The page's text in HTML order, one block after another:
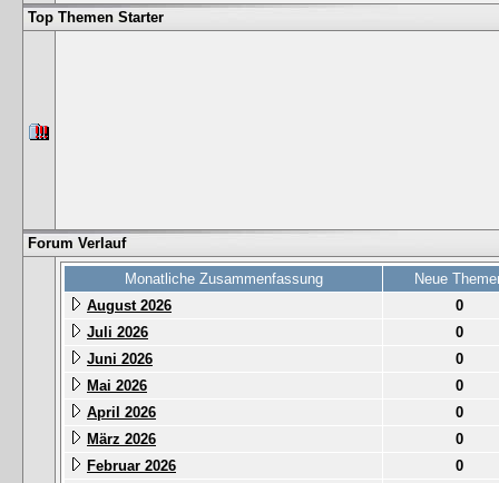
Top Themen Starter
Forum Verlauf
Monatliche Zusammenfassung
Neue
August 2026
0
Juli 2026
0
Juni 2026
0
Mai 2026
0
April 2026
0
März 2026
0
Februar 2026
0